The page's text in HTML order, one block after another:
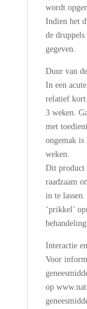
wordt
Indien het
de
gegeven.
Duur van
In een
relatief
3 weken.
met
ongemak is
weken.
Dit product
raadzaam
in te
‘prikkel’
Interactie
Voor
op